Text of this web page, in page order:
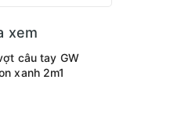
xem
câu tay GW
xanh 2m1